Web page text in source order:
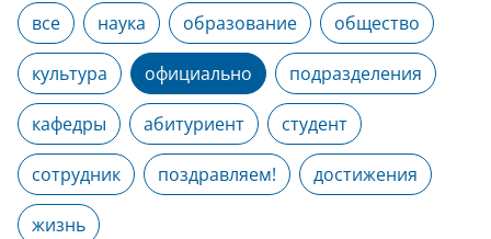
все наука образование общество
культура официально подразделения
кафедры абитуриент студент
сотрудник поздравляем! достижения
жизнь